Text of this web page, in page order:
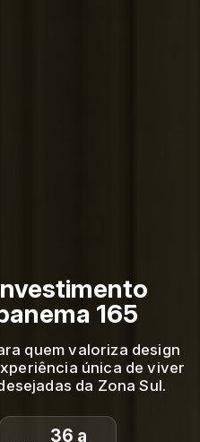
165
quem valoriza design
única de viver
da Zona Sul.
36 a